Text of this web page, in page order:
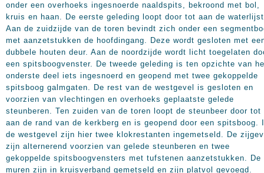
onder een overhoeks ingesnoerde naaldspits, bekroond met bol,
kruis en haan. De eerste geleding loopt door tot aan de
Aan de zuidzijde van de toren bevindt zich onder een
met aanzetstukken de hoofdingang. Deze wordt gesloten met
dubbele houten deur. Aan de noordzijde wordt licht toegelaten
een spitsboogvenster. De tweede geleding is ten opzichte van
onderste deel iets ingesnoerd en geopend met twee gekoppelde
spitsboog galmgaten. De rest van de westgevel is gesloten en
voorzien van vlechtingen en overhoeks geplaatste gelede
steunberen. Ten zuiden van de toren loopt de steunbeer door tot
aan de rand van de kerkberg en is geopend door een spitsboog.
de westgevel zijn hier twee klokrestanten ingemetseld. De
zijn alternerend voorzien van gelede steunberen en twee
gekoppelde spitsboogvensters met tufstenen aanzetstukken. De
muren zijn in kruisverband gemetseld en zijn platvol gevoegd.